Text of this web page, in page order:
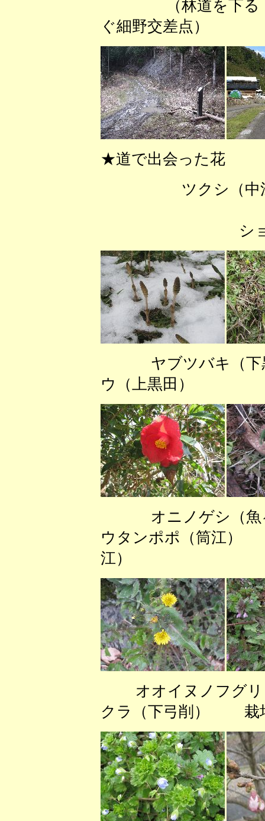
（林道を下
ぐ細野交差点
★道で出会った花
ツクシ（中
ショウジョ
ヤブツバキ
ウ（上黒田）
オニノゲシ
ウタンポポ（筒江
江）
オオイヌノフグ
クラ（下弓削） 栽